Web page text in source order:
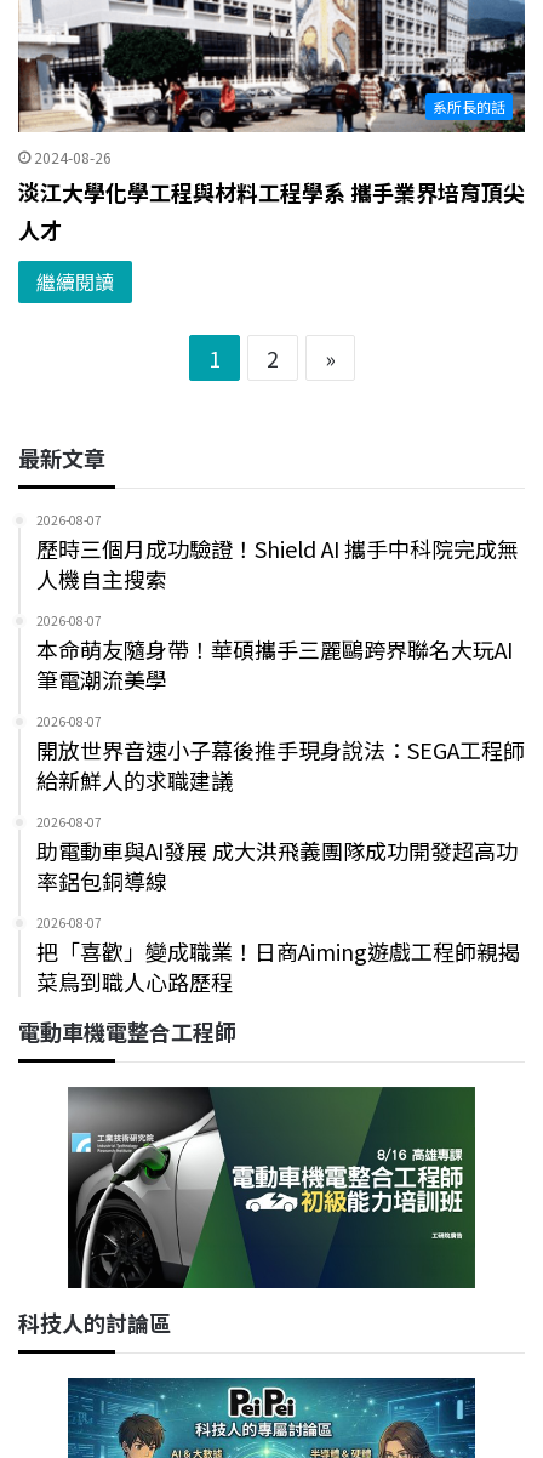
系所長的話
2024-08-26
淡江大學化學工程與材料工程學系 攜手業界培育頂尖
人才
繼續閱讀
1 2 »
最新文章
2026-08-07
歷時三個月成功驗證！Shield AI 攜手中科院完成無
人機自主搜索
2026-08-07
本命萌友隨身帶！華碩攜手三麗鷗跨界聯名大玩AI
筆電潮流美學
2026-08-07
開放世界音速小子幕後推手現身說法：SEGA工程師
給新鮮人的求職建議
2026-08-07
助電動車與AI發展 成大洪飛義團隊成功開發超高功
率鋁包銅導線
2026-08-07
把「喜歡」變成職業！日商Aiming遊戲工程師親揭
菜鳥到職人心路歷程
電動車機電整合工程師
科技人的討論區